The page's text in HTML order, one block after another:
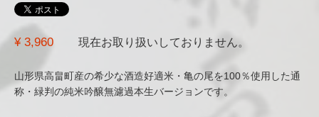
¥ 3,960 現在お取り扱いしておりません。
山形県高畠町産の希少な酒造好適米・亀の尾を100％使用した通
称・緑判の純米吟醸無濾過本生バージョンです。